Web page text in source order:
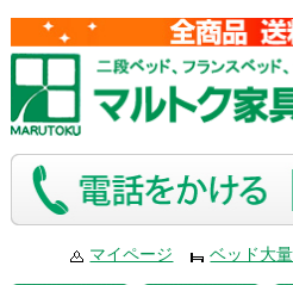
マイページ ベッド大